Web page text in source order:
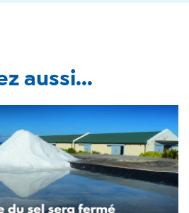
aussi...